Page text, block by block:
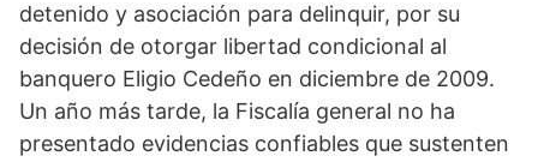
detenido y asociación para delinquir, por su
decisión de otorgar libertad condicional al
banquero Eligio Cedeño en diciembre de 2009.
Un año más tarde, la Fiscalía general no ha
presentado evidencias confiables que sustenten